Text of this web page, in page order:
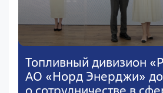
Топливный дивизион
АО «Норд Энерджи»